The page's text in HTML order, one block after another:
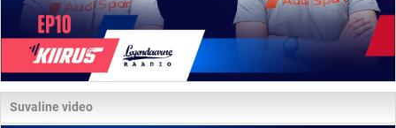
Suvaline video